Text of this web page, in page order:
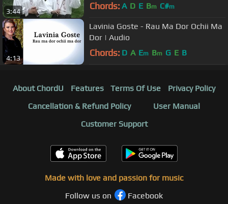
3:44 Chords: A D E Bm C#m
4:13
Lavinia Goste - Rau Ma Dor Ochii Ma
Dor | Audio
Chords: D A Em Bm G E B
About ChordU Features Terms Of Use
Privacy Policy
Cancellation & Refund Policy
User Manual
Customer Support
Made with love and passion for music
Follow us on
Facebook